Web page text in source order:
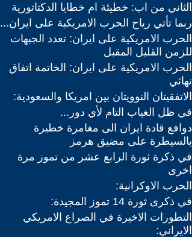
الثاني من اب: خطيئة ام خطايا الدكتاتورية
ربما تأتي رياح الحرب الامريكية على ايران...
الحرب الامريكية على ايران: تعدد الجبهات
للزمن القليل المقبل
الحرب الامريكية على ايران: الخاتمة اتفاق
نهائي
الاتفقيتان النوويتان بين امريكا والسعودية:
في ظل الغياب التام لأي دور...
دوافع قادة ايران الى مغامرة خطيرة
بالسيطرة على مضيق هرمز
في ذكرة ثورة الرابع عشر من تموز مرة
اخرى
الحرب الاوكرانية:
في ذكرى ثورة 14 تموز المجيدة:
التطورات الاخيرة في الصراع الامريكي
الايراني: